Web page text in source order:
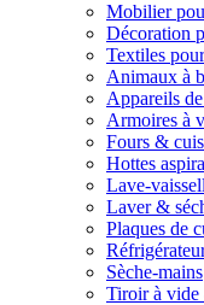
Mobilier
Décoration
Textiles
Animaux à
Appareils
Armoires à
Fours &
Hottes
Lave-
Laver &
Plaques de
Sèche-mains
Tiroir à